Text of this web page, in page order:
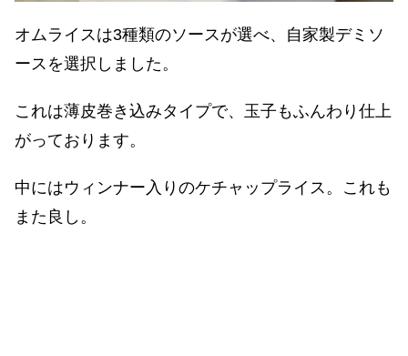
オムライスは3種類のソースが選べ、自家製デミソ
ースを選択しました。
これは薄皮巻き込みタイプで、玉子もふんわり仕上
がっております。
中にはウィンナー入りのケチャップライス。これも
また良し。